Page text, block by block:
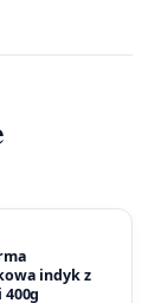
indyk z